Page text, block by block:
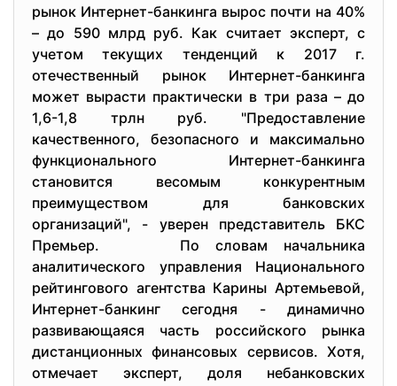
рынок Интернет-банкинга вырос почти на 40%
– до 590 млрд руб. Как считает эксперт, с
учетом текущих тенденций к 2017 г.
отечественный рынок Интернет-банкинга
может вырасти практически в три раза – до
1,6-1,8 трлн руб. "Предоставление
качественного, безопасного и максимально
функционального Интернет-банкинга
становится весомым конкурентным
преимуществом для банковских
организаций", - уверен представитель БКС
Премьер. По словам начальника
аналитического управления Национального
рейтингового агентства Карины Артемьевой,
Интернет-банкинг сегодня - динамично
развивающаяся часть российского рынка
дистанционных финансовых сервисов. Хотя,
отмечает эксперт, доля небанковских